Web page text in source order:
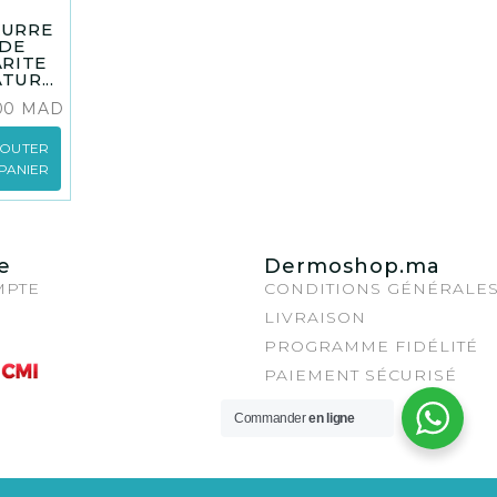
DE
MAD
Dermoshop.ma
CONDITIONS
LIVRAISON
PROGRAMME FIDÉLITÉ
PAIEMENT SÉCURISÉ
Commanderen ligne